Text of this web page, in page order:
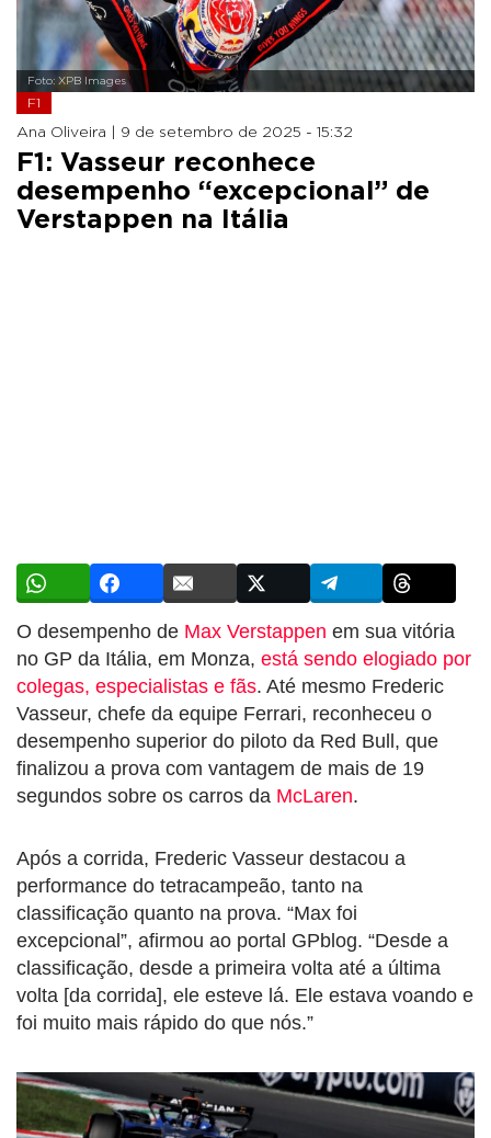
Foto: XPB Images
F1
Ana Oliveira | 9 de setembro de 2025 - 15:32
F1: Vasseur reconhece
desempenho “excepcional” de
Verstappen na Itália
O desempenho de Max Verstappen em sua vitória
no GP da Itália, em Monza, está sendo elogiado por
colegas, especialistas e fãs. Até mesmo Frederic
Vasseur, chefe da equipe Ferrari, reconheceu o
desempenho superior do piloto da Red Bull, que
finalizou a prova com vantagem de mais de 19
segundos sobre os carros da McLaren.
Após a corrida, Frederic Vasseur destacou a
performance do tetracampeão, tanto na
classificação quanto na prova. “Max foi
excepcional”, afirmou ao portal GPblog. “Desde a
classificação, desde a primeira volta até a última
volta [da corrida], ele esteve lá. Ele estava voando e
foi muito mais rápido do que nós.”